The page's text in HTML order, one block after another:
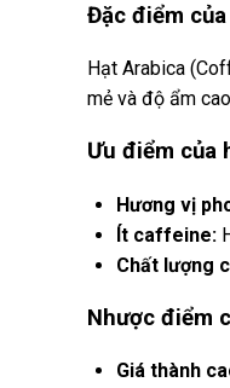
Đặc điểm
Hạt Arabica
mẻ và độ ẩm
Ưu điểm của
Hương vị
Ít caffeine:
Chất lượng
Nhược điểm
Giá thành